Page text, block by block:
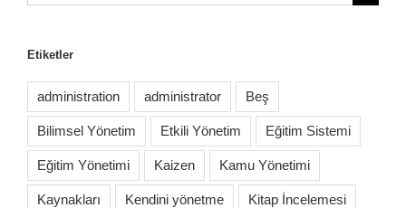
Etiketler
administration administrator Beş
Bilimsel Yönetim Etkili Yönetim Eğitim Sistemi
Eğitim Yönetimi Kaizen Kamu Yönetimi
Kaynakları Kendini yönetme Kitap İncelemesi